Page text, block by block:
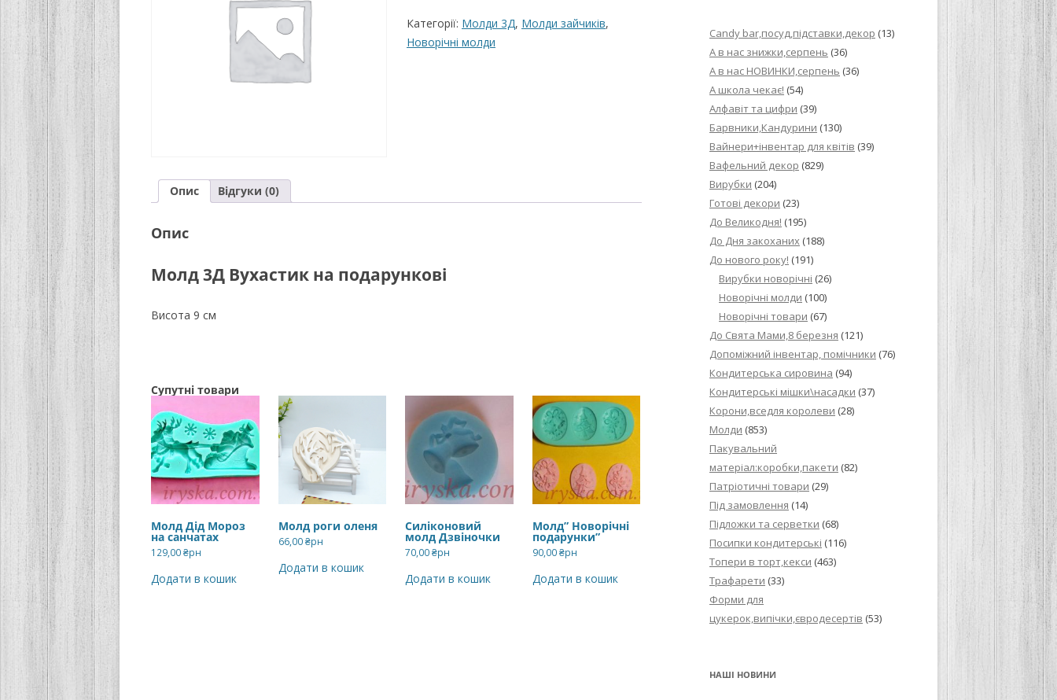
ТОРТУ,РЕЦЕПТ ПРИГОТУВАННЯ
РЕЦЕПТ МАСТИКИ ДЛЯ
ПОКРИТТЯ ТОРТІВ НА ОСНОВІ
РЕЦЕПТ ЛИМОННОГО ПИРОГА З
МИГДАЛЬНЕ ПЕЧИВКО
“ЗГУЩЕНОГО МОЛОКА БАГАТО
НЕ БУВАЄ АБО УЛЮБЛЕНИЙ
ДЕСЕРТ АРГЕНТИНЦІВ”
Категорії: Молди 3Д, Молди зайчиків,
Новорічні молди
Опис Відгуки (0)
Опис
Молд 3Д Вухастик на подарункові
Висота 9 см
Супутні товари
Молд Дід Мороз
на санчатах
129,00₴рн
Додати в кошик
Молд роги оленя
66,00₴рн
Додати в кошик
Силіконовий
молд Дзвіночки
70,00₴рн
Додати в кошик
Молд” Новорічні
подарунки”
90,00₴рн
Додати в кошик
Candy bar,посуд,підставки,декор (13)
А в нас знижки,серпень (36)
А в нас НОВИНКИ,серпень (36)
А школа чекає! (54)
Алфавіт та цифри (39)
Барвники,Кандурини (130)
Вайнери+інвентар для квітів (39)
Вафельний декор (829)
Вирубки (204)
Готові декори (23)
До Великодня! (195)
До Дня закоханих (188)
До нового року! (191)
Вирубки новорічні (26)
Новорічні молди (100)
Новорічні товари (67)
До Свята Мами,8 березня (121)
Допоміжний інвентар, помічники (76)
Кондитерська сировина (94)
Кондитерські мішки\насадки (37)
Корони,вседля королеви (28)
Молди (853)
Пакувальний
матеріал:коробки,пакети (82)
Патріотичні товари (29)
Під замовлення (14)
Підложки та серветки (68)
Посипки кондитерські (116)
Топери в торт,кекси (463)
Трафарети (33)
Форми для
цукерок,випічки,євродесертів (53)
НАШІ НОВИНИ